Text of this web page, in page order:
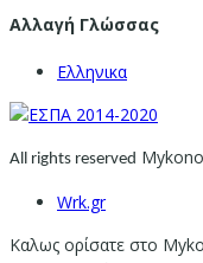
Αλλαγή Γλώσσας
Ελληνικα
All rights reserved
Wrk.gr
Καλως ορίσατε στο